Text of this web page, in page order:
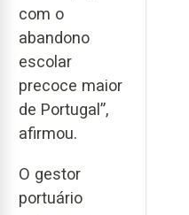
com o
abandono
escolar
precoce maior
de Portugal”,
afirmou.
O gestor
portuário